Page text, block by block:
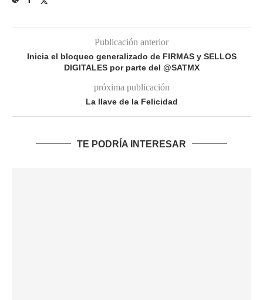
Publicación anterior
Inicia el bloqueo generalizado de FIRMAS y SELLOS
DIGITALES por parte del @SATMX
próxima publicación
La llave de la Felicidad
TE PODRÍA INTERESAR